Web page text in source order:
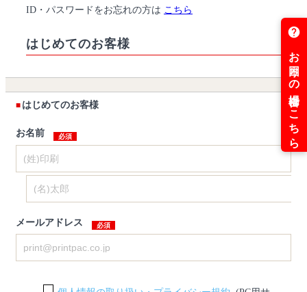
ID・パスワードをお忘れの方は こちら
はじめてのお客様
はじめてのお客様
お名前
メールアドレス